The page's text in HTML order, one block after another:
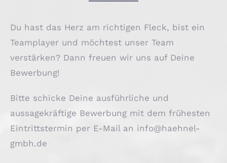
Du hast das Herz am richtigen Fleck, bist ein
Teamplayer und möchtest unser Team
verstärken? Dann freuen wir uns auf Deine
Bewerbung!
Bitte schicke Deine ausführliche und
aussagekräftige Bewerbung mit dem frühesten
Eintrittstermin per E-Mail an info@haehnel-
gmbh.de